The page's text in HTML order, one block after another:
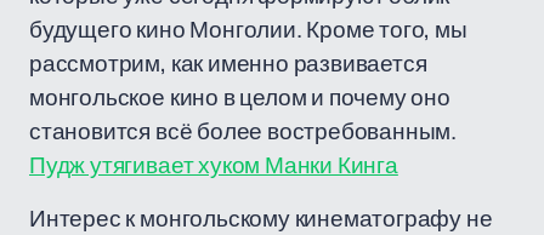
будущего кино Монголии. Кроме того, мы
рассмотрим, как именно развивается
монгольское кино в целом и почему оно
становится всё более востребованным.
Пудж утягивает хуком Манки Кинга
Интерес к монгольскому кинематографу не